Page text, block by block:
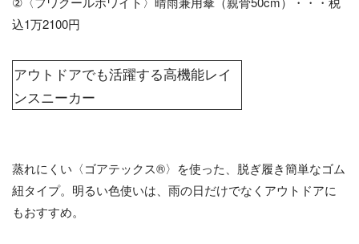
込1万2100円
アウトドアでも活躍する高機能レイ
ンスニーカー
蒸れにくい〈ゴアテックス®〉を使った、脱ぎ履き簡単なゴム
紐タイプ。明るい色使いは、雨の日だけでなくアウトドアに
もおすすめ。